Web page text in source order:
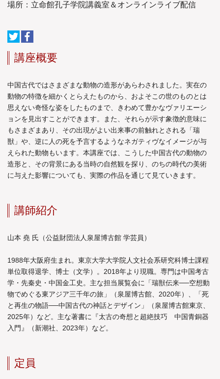
場所：立命館孔子学院講義室＆オンラインライブ配信
講座概要
中国古代ではさまざまな動物の造形があらわされました。実在の
動物の特徴を細かくとらえたものから、およそこの世のものとは
思えない奇怪な姿をしたものまで、きわめて豊かなヴァリエーシ
ョンを見出すことができます。また、それらが示す象徴的意味に
もさまざまあり、その出現がよい出来事の前触れとされる「瑞
獣」や、逆に人の死を予言するようなネガティヴなイメージが与
えられた動物もいます。本講座では、こうした中国古代の動物の
造形と、その背景にある当時の自然観を探り、のちの時代の美術
に与えた影響についても、実際の作品を通じて見ていきます。
講師紹介
山本 堯 氏（公益財団法人泉屋博古館 学芸員）
1988年大阪府生まれ。東京大学大学院人文社会系研究科博士課程
単位取得退学、博士（文学）。2018年より現職。専門は中国考古
学・先秦史・中国金工史。主な担当展覧会に「瑞獣伝来──空想動
物でめぐる東アジア三千年の旅」（泉屋博古館、2020年）、「死
と再生の物語──中国古代の神話とデザイン」（泉屋博古館東京、
2025年）など。主な著書に『太古の奇想と超絶技巧 中国青銅器
入門』（新潮社、2023年）など。
定員